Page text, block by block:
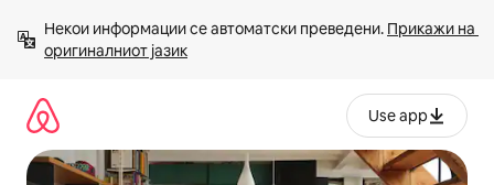
содржина
Некои информации се автоматски преведени. Прикажи на
оригиналниот јазик
Use app